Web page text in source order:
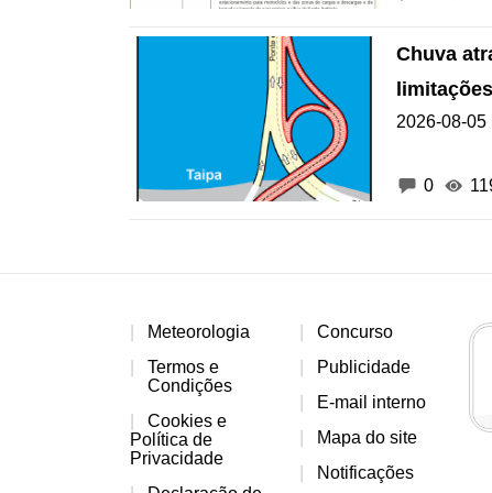
Chuva
2026-08-05
0
Meteorologia
Termos e
Condições
Cookies e
Política de
Privacidade
Concurso
Publicidade
E-mail interno
Mapa do site
Notificações